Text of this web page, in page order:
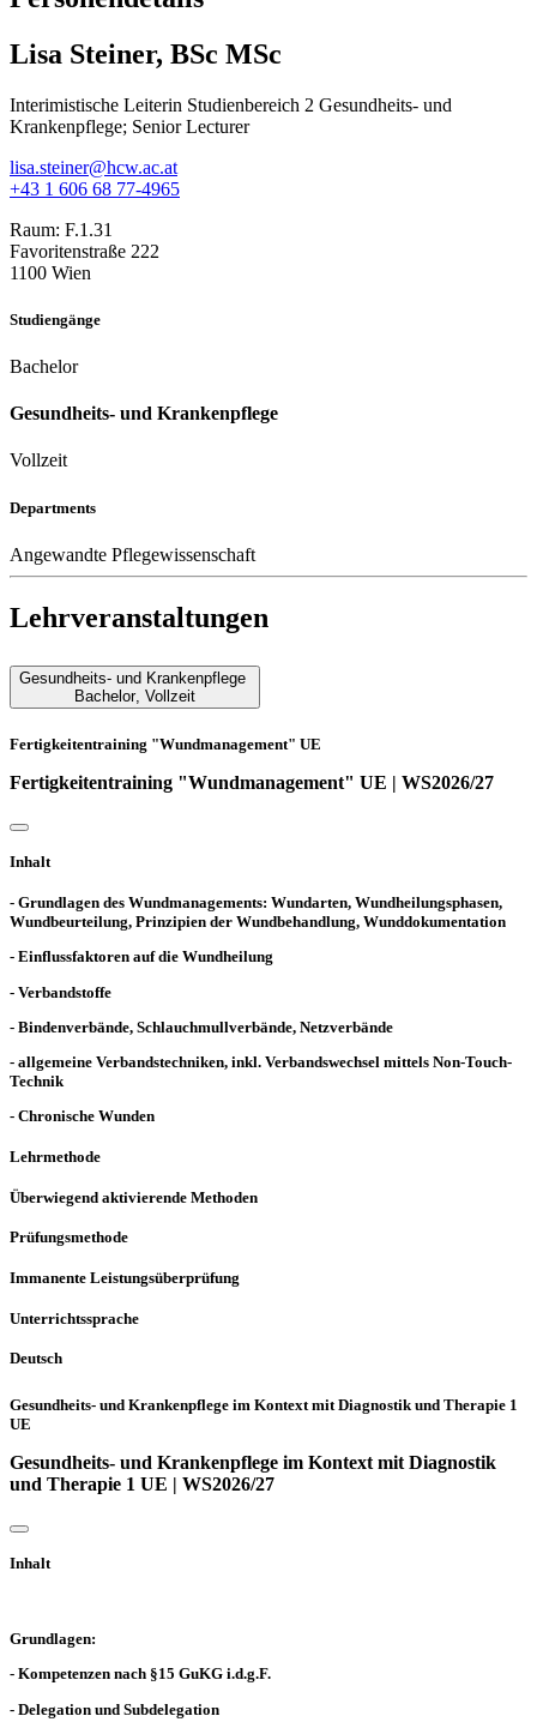
Lisa Steiner, BSc MSc
Interimistische Leiterin Studienbereich 2 Gesundheits- und
Krankenpflege; Senior Lecturer
lisa.steiner@hcw.ac.at
+43 1 606 68 77-4965
Raum: F.1.31
Favoritenstraße 222
1100 Wien
Studiengänge
Bachelor
Gesundheits- und Krankenpflege
Vollzeit
Departments
Angewandte Pflegewissenschaft
Lehrveranstaltungen
Gesundheits- und Krankenpflege
Bachelor, Vollzeit
Fertigkeitentraining "Wundmanagement" UE
Fertigkeitentraining "Wundmanagement" UE | WS2026/27
Inhalt
- Grundlagen des Wundmanagements: Wundarten, Wundheilungsphasen,
Wundbeurteilung, Prinzipien der Wundbehandlung, Wunddokumentation
- Einflussfaktoren auf die Wundheilung
- Verbandstoffe
- Bindenverbände, Schlauchmullverbände, Netzverbände
- allgemeine Verbandstechniken, inkl. Verbandswechsel mittels Non-Touch-
Technik
- Chronische Wunden
Lehrmethode
Überwiegend aktivierende Methoden
Prüfungsmethode
Immanente Leistungsüberprüfung
Unterrichtssprache
Deutsch
Gesundheits- und Krankenpflege im Kontext mit Diagnostik und Therapie 1
UE
Gesundheits- und Krankenpflege im Kontext mit Diagnostik
und Therapie 1 UE | WS2026/27
Inhalt
Grundlagen:
- Kompetenzen nach §15 GuKG i.d.g.F.
- Delegation und Subdelegation